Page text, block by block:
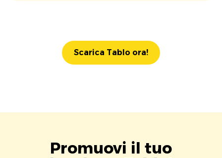
Scarica Tablo ora!
Promuovi il tuo